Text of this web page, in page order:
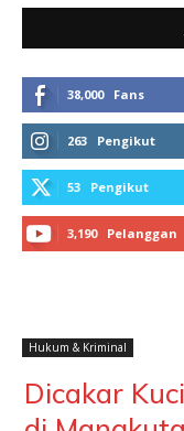
38,000 Fans
263 Pengikut
53 Pengikut
3,190 Pelanggan